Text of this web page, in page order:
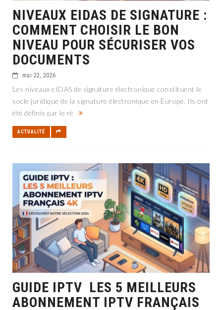
NIVEAUX EIDAS DE SIGNATURE :
COMMENT CHOISIR LE BON
NIVEAU POUR SÉCURISER VOS
DOCUMENTS
mai 22, 2026
Les niveaux eIDAS de signature électronique constituent le
socle juridique de la signature électronique en Europe. Ils ont
été définis par le rè
ACTUALITÉ
GUIDE IPTV LES 5 MEILLEURS
ABONNEMENT IPTV FRANÇAIS